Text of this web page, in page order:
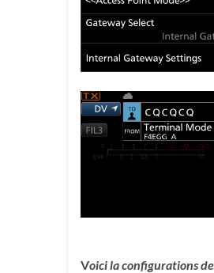
Voici la configurations